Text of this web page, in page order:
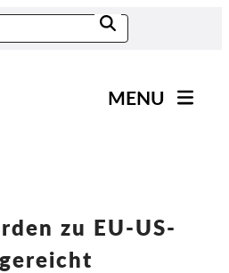
MENU
Fälle nach Projekten
zu EU-US-